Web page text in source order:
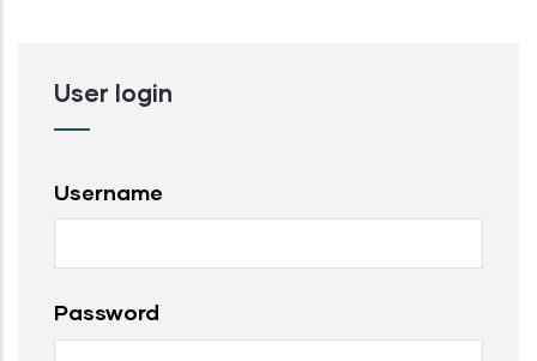
User login
Username
Password